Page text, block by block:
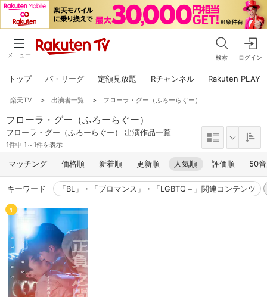
メニュー 検索 ログイン
トップ パ・リーグ 定額見放題 Rチャンネル Rakuten PLAY
楽天TV > 出演者一覧 > フローラ・グー（ふろーらぐー）
フローラ・グー（ふろーらぐー）
フローラ・グー（ふろーらぐー） 出演作品一覧
1件中 1～1件を表示
マッチング 価格順 新着順 更新順 人気順 評価順 50
キーワード 「BL」・「ブロマンス」・「LGBTQ＋」関連コンテンツ
1